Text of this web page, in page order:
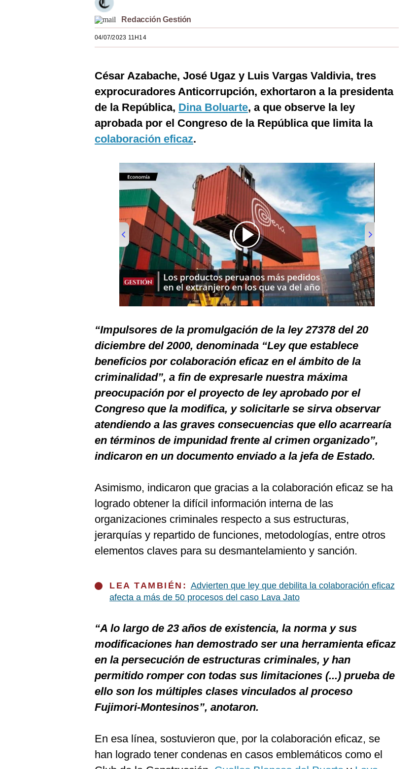
Redacción Gestión
04/07/2023 11H14
César Azabache, José Ugaz y Luis Vargas Valdivia, tres
exprocuradores Anticorrupción, exhortaron a la presidenta
de la República, Dina Boluarte, a que observe la ley
aprobada por el Congreso de la República que limita la
colaboración eficaz.
00:00/01:00
“Impulsores de la promulgación de la ley 27378 del 20
diciembre del 2000, denominada “Ley que establece
beneficios por colaboración eficaz en el ámbito de la
criminalidad”, a fin de expresarle nuestra máxima
preocupación por el proyecto de ley aprobado por el
Congreso que la modifica, y solicitarle se sirva observar
atendiendo a las graves consecuencias que ello acarrearía
en términos de impunidad frente al crimen organizado”,
indicaron en un documento enviado a la jefa de Estado.
Asimismo, indicaron que gracias a la colaboración eficaz se ha
logrado obtener la difícil información interna de las
organizaciones criminales respecto a sus estructuras,
jerarquías y repartido de funciones, metodologías, entre otros
elementos claves para su desmantelamiento y sanción.
LEA TAMBIÉN: Advierten que ley que debilita la colaboración eficaz
afecta a más de 50 procesos del caso Lava Jato
“A lo largo de 23 años de existencia, la norma y sus
modificaciones han demostrado ser una herramienta eficaz
en la persecución de estructuras criminales, y han
permitido romper con todas sus limitaciones (...) prueba de
ello son los múltiples clases vinculados al proceso
Fujimori-Montesinos”, anotaron.
En esa línea, sostuvieron que, por la colaboración eficaz, se
han logrado tener condenas en casos emblemáticos como el